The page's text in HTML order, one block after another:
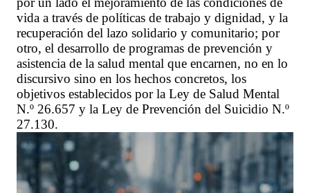
vida a través de políticas de trabajo y dignidad, y la
recuperación del lazo solidario y comunitario; por
otro, el desarrollo de programas de prevención y
asistencia de la salud mental que encarnen, no en lo
discursivo sino en los hechos concretos, los
objetivos establecidos por la Ley de Salud Mental
N.º 26.657 y la Ley de Prevención del Suicidio N.º
27.130.